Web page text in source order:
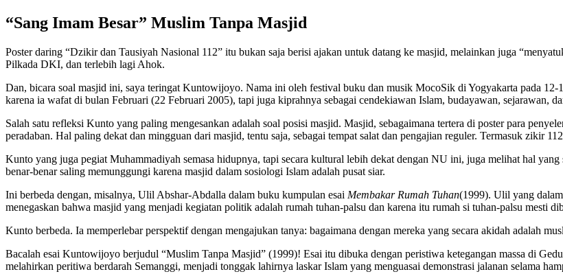
“Sang Imam Besar” Muslim Tanpa Masjid
Poster daring “Dzikir dan Tausiyah Nasional 112” itu bukan saja berisi ajakan untuk datang ke masjid, melainkan juga
Pilkada DKI, dan terlebih lagi Ahok.
Dan, bicara soal masjid ini, saya teringat Kuntowijoyo. Nama ini oleh festival buku dan musik MocoSik di Yogyakarta pada
karena ia wafat di bulan Februari (22 Februari 2005), tapi juga kiprahnya sebagai cendekiawan Islam, budayawan, sejarawan,
Salah satu refleksi Kunto yang paling mengesankan adalah soal posisi masjid. Masjid, sebagaimana tertera di poster para
peradaban. Hal paling dekat dan mingguan dari masjid, tentu saja, sebagai tempat salat dan pengajian reguler. Termasuk zikir
Kunto yang juga pegiat Muhammadiyah semasa hidupnya, tapi secara kultural lebih dekat dengan NU ini, juga melihat hal
benar-benar saling memunggungi karena masjid dalam sosiologi Islam adalah pusat siar.
Ini berbeda dengan, misalnya, Ulil Abshar-Abdalla dalam buku kumpulan esai Membakar Rumah Tuhan(1999). Ulil yang
menegaskan bahwa masjid yang menjadi kegiatan politik adalah rumah tuhan-palsu dan karena itu rumah si tuhan-palsu mesti
Kunto berbeda. Ia memperlebar perspektif dengan mengajukan tanya: bagaimana dengan mereka yang secara akidah adalah
Bacalah esai Kuntowijoyo berjudul “Muslim Tanpa Masjid” (1999)! Esai itu dibuka dengan peristiwa ketegangan massa di
melahirkan peritiwa berdarah Semanggi, menjadi tonggak lahirnya laskar Islam yang menguasai demonstrasi jalanan selama